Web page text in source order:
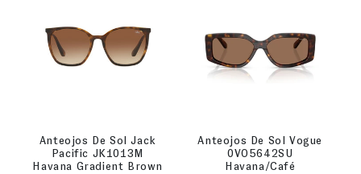
Anteojos De Sol Jack
Pacific JK1013M
Havana Gradient Brown
Anteojos De Sol Vogue
0VO5642SU
Havana/Café